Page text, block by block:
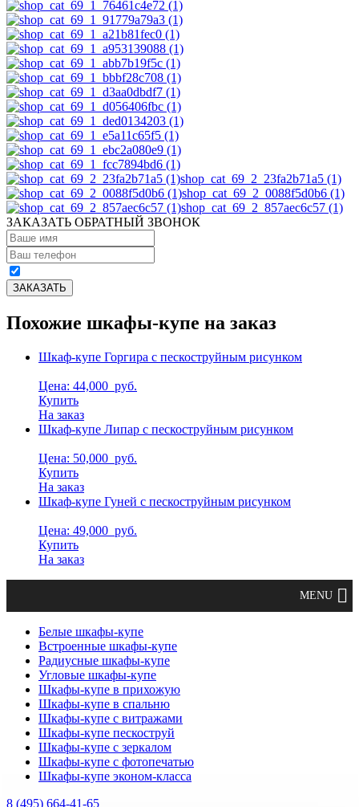
shop_cat_69_2_23fa2b71a5 (1)
shop_cat_69_2_0088f5d0b6 (1)
shop_cat_69_2_857aec6c57 (1)
ЗАКАЗАТЬ ОБРАТНЫЙ ЗВОНОК
Похожие шкафы-купе на заказ
Шкаф-купе Горгира с пескоструйным рисунком
Цена: 44,000 руб.
Купить
На заказ
Шкаф-купе Липар с пескоструйным рисунком
Цена: 50,000 руб.
Купить
На заказ
Шкаф-купе Гуней с пескоструйным рисунком
Цена: 49,000 руб.
Купить
На заказ
Белые шкафы-купе
Встроенные шкафы-купе
Радиусные шкафы-купе
Угловые шкафы-купе
Шкафы-купе в прихожую
Шкафы-купе в спальню
Шкафы-купе с витражами
Шкафы-купе пескоструй
Шкафы-купе с зеркалом
Шкафы-купе с фотопечатью
Шкафы-купе эконом-класса
8 (495) 664-41-65